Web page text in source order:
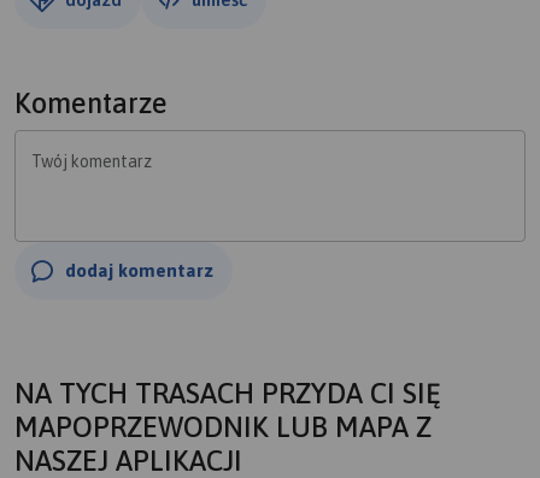
Komentarze
Twój komentarz
dodaj komentarz
NA TYCH TRASACH PRZYDA CI SIĘ
MAPOPRZEWODNIK LUB MAPA Z
NASZEJ APLIKACJI